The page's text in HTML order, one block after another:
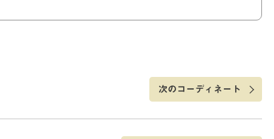
次のコーディネート